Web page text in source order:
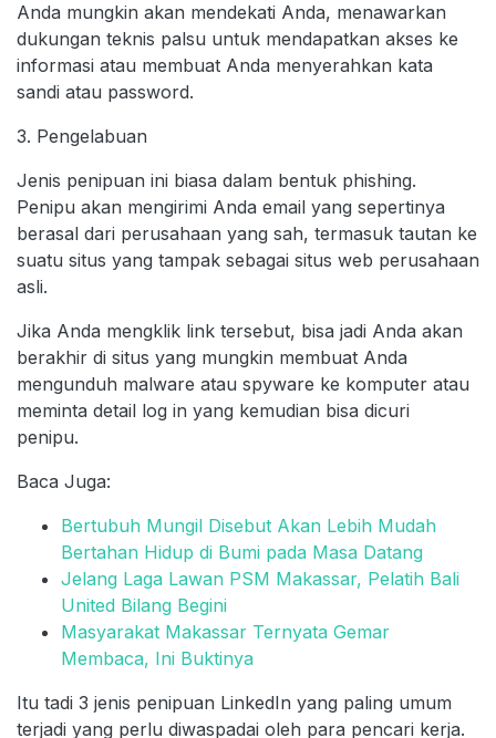
Anda mungkin akan mendekati Anda, menawarkan
dukungan teknis palsu untuk mendapatkan akses ke
informasi atau membuat Anda menyerahkan kata
sandi atau password.
3. Pengelabuan
Jenis penipuan ini biasa dalam bentuk phishing.
Penipu akan mengirimi Anda email yang sepertinya
berasal dari perusahaan yang sah, termasuk tautan ke
suatu situs yang tampak sebagai situs web perusahaan
asli.
Jika Anda mengklik link tersebut, bisa jadi Anda akan
berakhir di situs yang mungkin membuat Anda
mengunduh malware atau spyware ke komputer atau
meminta detail log in yang kemudian bisa dicuri
penipu.
Baca Juga:
Bertubuh Mungil Disebut Akan Lebih Mudah
Bertahan Hidup di Bumi pada Masa Datang
Jelang Laga Lawan PSM Makassar, Pelatih Bali
United Bilang Begini
Masyarakat Makassar Ternyata Gemar
Membaca, Ini Buktinya
Itu tadi 3 jenis penipuan LinkedIn yang paling umum
terjadi yang perlu diwaspadai oleh para pencari kerja.